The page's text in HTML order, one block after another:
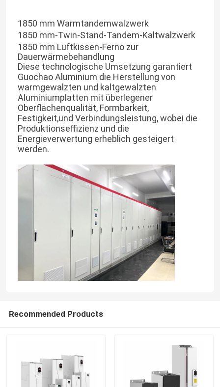
Zu Hause
Produkte
Videos
Über uns
Werksbesichtigung
Qualitätskontrolle
Kontakt mit uns
Neuigkeiten
Bitte um ein Angebot
Vektor-Frequenzumrichter
1850 mm Warmtandemwalzwerk
1850 mm-Twin-Stand-Tandem-Kaltwalzwerk
1850 mm Luftkissen-Ferno zur
Dauerwärmebehandlung
Diese technologische Umsetzung garantiert
Guochao Aluminium die Herstellung von
warmgewalzten und kaltgewalzten
Aluminiumplatten mit überlegener
Oberflächenqualität, Formbarkeit,
Festigkeit,und Verbindungsleistung, wobei die
Produktionseffizienz und die
Energieverwertung erheblich gesteigert
werden.
Recommended Products